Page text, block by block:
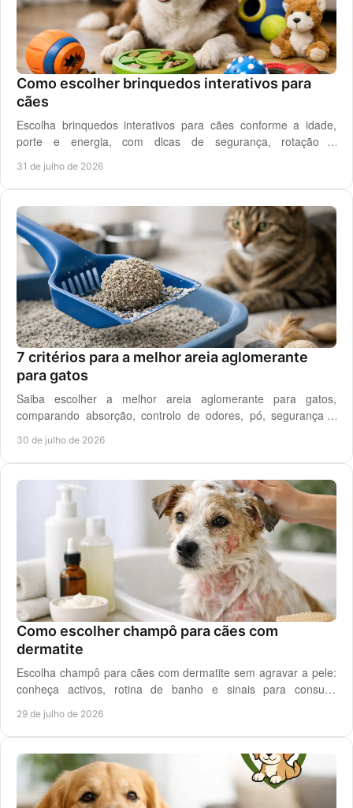
Como escolher brinquedos interativos para
cães
Escolha brinquedos interativos para cães conforme a idade,
porte e energia, com dicas de segurança, rotação e
31 de julho de 2026
7 critérios para a melhor areia aglomerante
para gatos
Saiba escolher a melhor areia aglomerante para gatos,
comparando absorção, controlo de odores, pó, segurança e
30 de julho de 2026
Como escolher champô para cães com
dermatite
Escolha champô para cães com dermatite sem agravar a pele:
conheça activos, rotina de banho e sinais para consulta
29 de julho de 2026